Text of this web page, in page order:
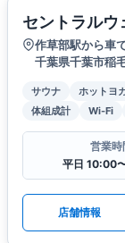
セントラルウ
作草部駅から車
千葉県千葉市稲
サウナ ホットヨ
体組成計
Wi-Fi
営業時
平日 10:00
店舗情報